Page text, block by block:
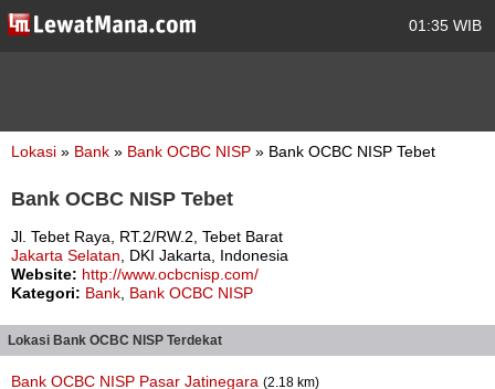
01:35 WIB
Lokasi » Bank » Bank OCBC NISP » Bank OCBC NISP Tebet
Bank OCBC NISP Tebet
Jl. Tebet Raya, RT.2/RW.2, Tebet Barat
Jakarta Selatan , DKI Jakarta, Indonesia
Website: http://www.ocbcnisp.com/
Kategori: Bank Bank OCBC NISP
Lokasi Bank OCBC NISP Terdekat
Bank OCBC NISP Pasar Jatinegara (2.18 km)